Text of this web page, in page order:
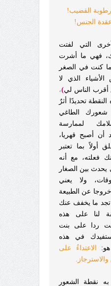
القضيب!
الجنس!
التي لفتت
فهي ما أشرت
كنت في الصغر
الذي لا
أقرب الناس لي)،
تحديدًا أثرٌ
شعورك الطاغي
لممارسة
أن أصبح قهريا،
أولاً بما تعتبر
فعلته، مع أنه
بين الصغار
ولا يعني
خروجا عن الطبيعة
ما يخفف عنك
لنا على هذه
ردا على بنت
في هذه
هو:
الاعتداءُ على
نقطة الشعور